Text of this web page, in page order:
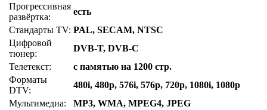
Прогрессивная
развёртка:
есть
Стандарты TV: PAL, SECAM, NTSC
Цифровой
тюнер:
DVB-T, DVB-C
Телетекст:
с памятью на 1200 стр.
Форматы
DTV:
480i, 480p, 576i, 576p, 720p, 1080i, 1080p
Мультимедиа:
MP3, WMA, MPEG4, JPEG